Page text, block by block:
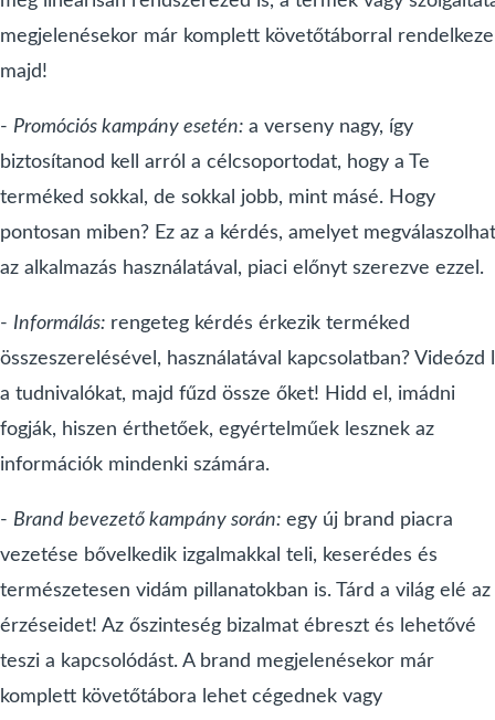
megjelenésekor már komplett követőtáborral
majd!
- Promóciós kampány esetén: a verseny nagy, így
biztosítanod kell arról a célcsoportodat, hogy a Te
terméked sokkal, de sokkal jobb, mint másé. Hogy
pontosan miben? Ez az a kérdés, amelyet
az alkalmazás használatával, piaci előnyt szerezve ezzel.
- Informálás: rengeteg kérdés érkezik terméked
összeszerelésével, használatával kapcsolatban? Videózd
a tudnivalókat, majd fűzd össze őket! Hidd el, imádni
fogják, hiszen érthetőek, egyértelműek lesznek az
információk mindenki számára.
- Brand bevezető kampány során: egy új brand piacra
vezetése bővelkedik izgalmakkal teli, keserédes és
természetesen vidám pillanatokban is. Tárd a világ elé az
érzéseidet! Az őszinteség bizalmat ébreszt és lehetővé
teszi a kapcsolódást. A brand megjelenésekor már
komplett követőtábora lehet cégednek vagy